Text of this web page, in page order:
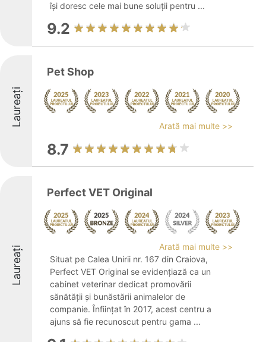
își doresc cele mai bune soluții pentru ...
9.2
Laureați
Pet Shop
Arată mai multe >>
8.7
Laureați
Perfect VET Original
Arată mai multe >>
Situat pe Calea Unirii nr. 167 din Craiova,
Perfect VET Original se evidențiază ca un
cabinet veterinar dedicat promovării
sănătății și bunăstării animalelor de
companie. Înființat în 2017, acest centru a
ajuns să fie recunoscut pentru gama ...